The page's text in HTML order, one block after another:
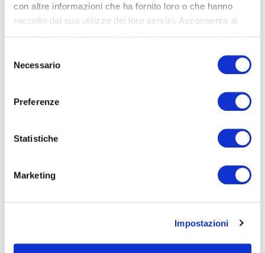
con altre informazioni che ha fornito loro o che hanno
raccolto dal suo utilizzo dei loro servizi. Acconsenta ai
delNecessario
Preferenze
Statistiche
Marketing
Impostazioni